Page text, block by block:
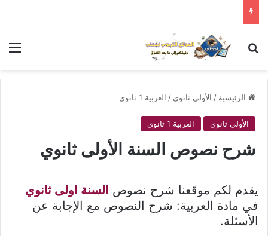
بحث عن
الرئيسية / الأولى ثانوي / العربية 1 ثانوي
الأولى ثانوي العربية 1 ثانوي
شرح نصوص السنة الأولى ثانوي
يقدم لكم موقعنا شرح نصوص السنة اولى ثانوي
في مادة العربية: شرح النصوص مع الإجابة عن
الأسئلة.